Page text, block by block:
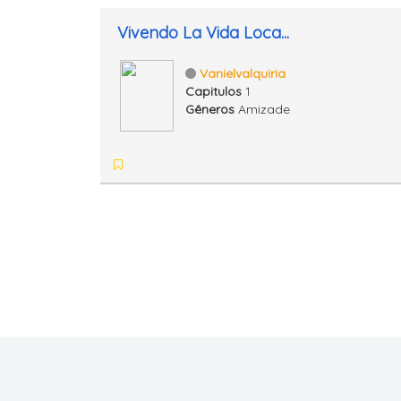
Vivendo La Vida Loca...
Vanielvalquiria
Capitulos 1
Gêneros Amizade